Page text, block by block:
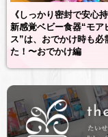
《しっかり密封で安心持
新感覚ベビー食器“モア
ス”は、おでかけ時も必
た！〜おでかけ編